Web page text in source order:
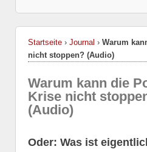
Startseite › Journal › Warum
nicht stoppen? (Audio)
Warum kann die
Krise nicht
(Audio)
Oder: Was ist